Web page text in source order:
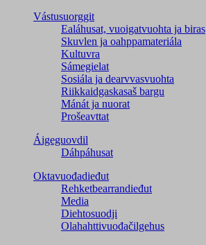
Vástusuorggit
Ealáhusat, vuoigatvuohta ja biras
Skuvlen ja oahppamateriála
Kultuvra
Sámegielat
Sosiála ja dearvvasvuohta
Riikkaidgaskasaš bargu
Mánát ja nuorat
Prošeavttat
Áigeguovdil
Dáhpáhusat
Oktavuođadieđut
Rehketbearrandieđut
Media
Diehtosuodji
Olahahttivuođačilgehus